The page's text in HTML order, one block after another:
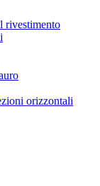
rivestimento
orizzontali